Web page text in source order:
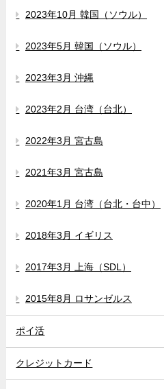
2023年10月 韓国（ソウル）
2023年5月 韓国（ソウル）
2023年3月 沖縄
2023年2月 台湾（台北）
2022年3月 宮古島
2021年3月 宮古島
2020年1月 台湾（台北・台中）
2018年3月 イギリス
2017年3月 上海（SDL）
2015年8月 ロサンゼルス
ポイ活
クレジットカード